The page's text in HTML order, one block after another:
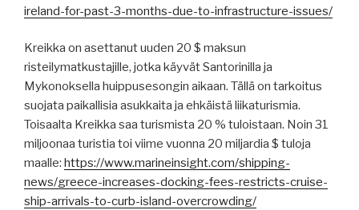
ireland-for-past-3-months-due-to-infrastructure-issues/
Kreikka on asettanut uuden 20 $ maksun
risteilymatkustajille, jotka käyvät Santorinilla ja
Mykonoksella huippusesongin aikaan. Tällä on tarkoitus
suojata paikallisia asukkaita ja ehkäistä liikaturismia.
Toisaalta Kreikka saa turismista 20 % tuloistaan. Noin 31
miljoonaa turistia toi viime vuonna 20 miljardia $ tuloja
maalle: https://www.marineinsight.com/shipping-
news/greece-increases-docking-fees-restricts-cruise-
ship-arrivals-to-curb-island-overcrowding/